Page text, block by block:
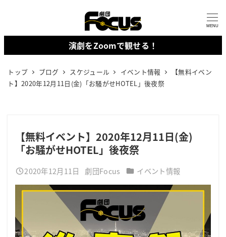
ン
コ
ン
テ
MENU
演劇をZoomで観せる！
トップ ブログ スケジュール イベント情報
【無料イベン
ト】2020年12月11日(金)「お騒がせHOTEL」後夜祭
【無料イベント】2020年12月11日(金)
「お騒がせHOTEL」後夜祭
投稿日
2020年12月11日
著
者
劇団Focus カテゴリー
イベント情報